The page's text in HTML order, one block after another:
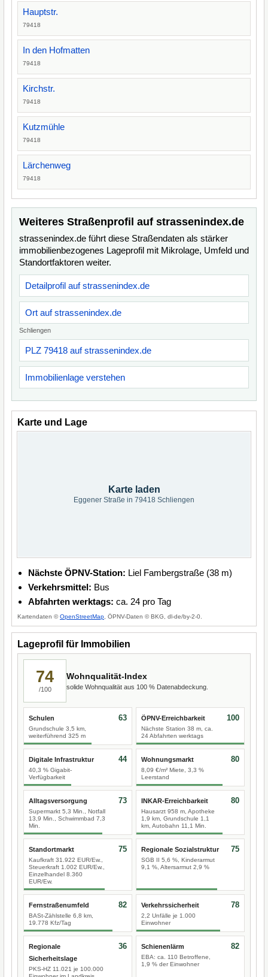
Hauptstr.
79418
In den Hofmatten
79418
Kirchstr.
79418
Kutzmühle
79418
Lärchenweg
79418
Weiteres Straßenprofil auf strassenindex.de
strassenindex.de führt diese Straßendaten als stärker
immobilienbezogenes Lageprofil mit Mikrolage, Umfeld und
Standortfaktoren weiter.
Detailprofil auf strassenindex.de
Ort auf strassenindex.de
Schliengen
PLZ 79418 auf strassenindex.de
Immobilienlage verstehen
Karte und Lage
Karte laden
Eggener Straße in 79418 Schliengen
Nächste ÖPNV-Station: Liel Fambergstraße (38 m)
Verkehrsmittel: Bus
Abfahrten werktags: ca. 24 pro Tag
Kartendaten ©OpenStreetMap , ÖPNV-Daten © BKG, dl-de/by-2-0.
Lageprofil für Immobilien
74
/100
Wohnqualität-Index
solide Wohnqualität aus 100 % Datenabdeckung.
Schulen
Grundschule 3,5 km,
weiterführend 325 m
63 ÖPNV-Erreichbarkeit
Nächste Station 38 m, ca.
24 Abfahrten werktags
100
Digitale Infrastruktur
40,3 % Gigabit-
Verfügbarkeit
44 Wohnungsmarkt
8,09 €/m² Miete, 3,3 %
Leerstand
80
Alltagsversorgung
Supermarkt 5,3 Min., Notfall
13,9 Min., Schwimmbad 7,3
Min.
73 INKAR-Erreichbarkeit
Hausarzt 958 m, Apotheke
1,9 km, Grundschule 1,1
km, Autobahn 11,1 Min.
80
Standortmarkt
Kaufkraft 31.922 EUR/Ew.,
Steuerkraft 1.002 EUR/Ew.,
Einzelhandel 8.360
EUR/Ew.
75 Regionale Sozialstruktur
SGB II 5,6 %, Kinderarmut
9,1 %, Altersarmut 2,9 %
75
Fernstraßenumfeld
BASt-Zählstelle 6,8 km,
19.778 Kfz/Tag
82 Verkehrssicherheit
2,2 Unfälle je 1.000
Einwohner
78
Regionale
Sicherheitslage
PKS-HZ 11.021 je 100.000
36 Schienenlärm
EBA: ca. 110 Betroffene,
1,9 % der Einwohner
82